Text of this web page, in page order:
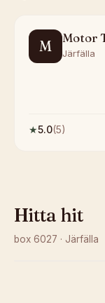
M Motor
Järfälla
★5.0(5)
Hitta hit
box 6027 · Järfälla